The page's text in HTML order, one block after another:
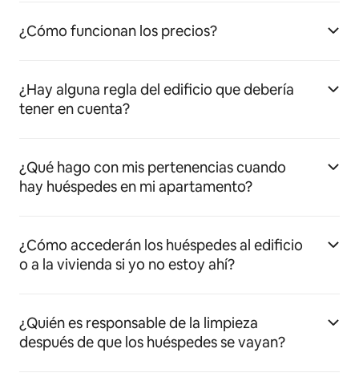
¿Cómo funcionan los precios?
¿Hay alguna regla del edificio que debería
tener en cuenta?
¿Qué hago con mis pertenencias cuando
hay huéspedes en mi apartamento?
¿Cómo accederán los huéspedes al edificio
o a la vivienda si yo no estoy ahí?
¿Quién es responsable de la limpieza
después de que los huéspedes se vayan?